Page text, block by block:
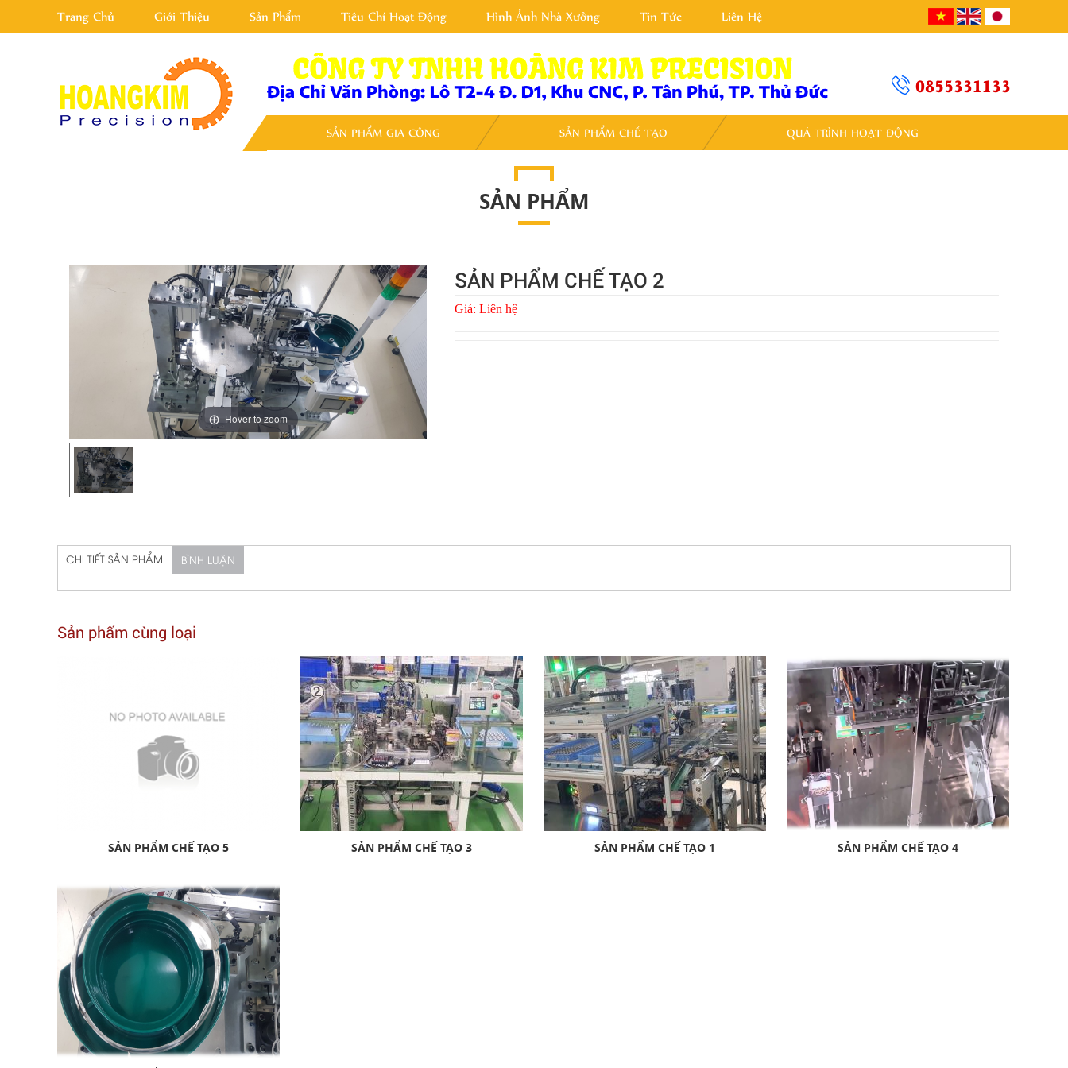
Trang Chủ Giới Thiệu Sản Phẩm Tiêu Chí Hoạt Động Hình Ảnh Nhà Xưởng Tin Tức Liên Hệ
0855331133
SẢN PHẨM GIA CÔNG SẢN PHẨM CHẾ TẠO QUÁ TRÌNH HOẠT ĐỘNG
SẢN PHẨM
Hover to zoom
SẢN PHẨM CHẾ TẠO 2
Giá: Liên hệ
CHI TIẾT SẢN PHẨM BÌNH LUẬN
Sản phẩm cùng loại
SẢN PHẨM CHẾ TẠO 5 SẢN PHẨM CHẾ TẠO 3 SẢN PHẨM CHẾ TẠO 1 SẢN PHẨM CHẾ TẠO 4